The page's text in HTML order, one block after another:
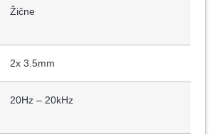
Žične
2x 3.5mm
20Hz – 20kHz